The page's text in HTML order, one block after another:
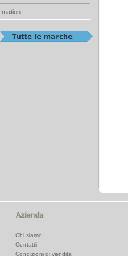
Imation
Chi siamo
Contatti
Condizioni di vendita